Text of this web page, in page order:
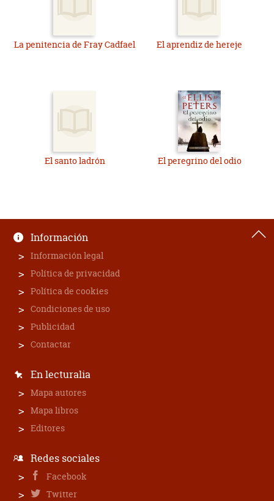
La penitencia de Fray Cadfael El aprendiz de hereje
El santo ladrón El peregrino del odio
Información
Información legal
Política de privacidad
Política de cookies
Condiciones de uso
Publicidad
Contactar
En lecturalia
Mapa autores
Mapa libros
Editores
Redes sociales
Facebook
Twitter